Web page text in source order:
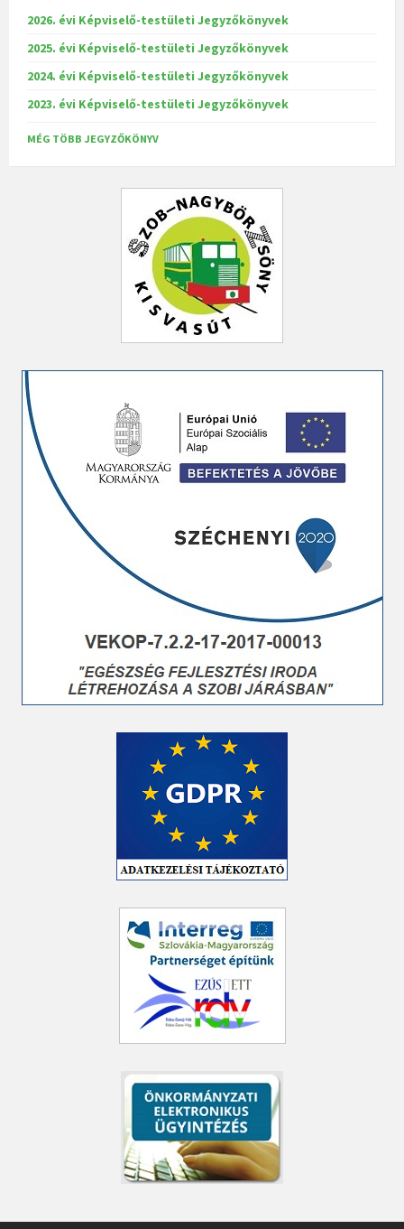
2026. évi Képviselő-testületi Jegyzőkönyvek
2025. évi Képviselő-testületi Jegyzőkönyvek
2024. évi Képviselő-testületi Jegyzőkönyvek
2023. évi Képviselő-testületi Jegyzőkönyvek
MÉG TÖBB JEGYZŐKÖNYV